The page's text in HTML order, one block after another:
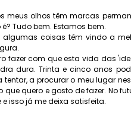
meus olhos têm marcas
Tudo bem. Estamos bem.
coisas têm vindo a
fazer com que esta vida das
dura. Trinta e cinco anos
a procurar o meu lugar
que quero e gosto de fazer. No
isso já me deixa satisfeita.